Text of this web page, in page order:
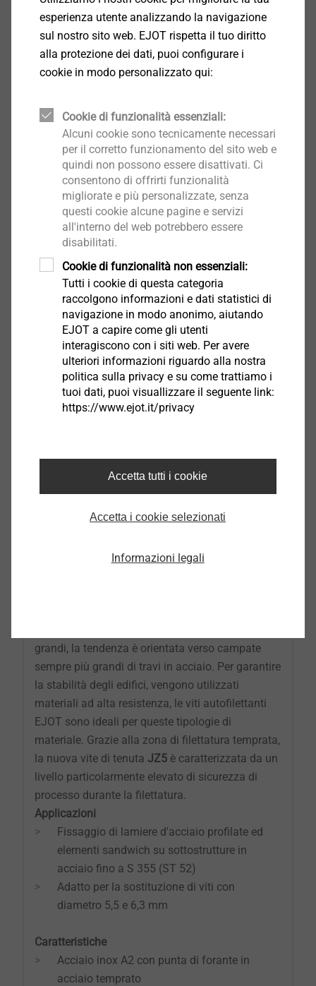
Innumerevoli applicazioni: per componenti in
acciaio, legno e alluminio
Le viti JA3/JB3/JZ3 sono in acciaio inox A2 di
alta qualità e sono ideali per applicazioni su
Viti EJOT CORREMAKS®JA1/JZ1 per un'elevata
resistenza alla corrosione
Sei alla ricerca di una soluzione di fissaggio
altamente resistente alla corrosione? Le viti
JA1/JZ1 sono ideali per applicazioni in ambienti
ad alto rischio corrosione: sono fatte in acciaio
inox HCR - 1.4529 e godono della più alta classe
Stabilità sicura con la nuova vite
grandi, la tendenza è orientata verso campate
sempre più grandi di travi in acciaio. Per garantire
la stabilità degli edifici, vengono utilizzati
materiali ad alta resistenza, le viti autofilettanti
EJOT sono ideali per queste tipologie di
materiale. Grazie alla zona di filettatura temprata,
la nuova vite di tenuta JZ5 è caratterizzata da un
livello particolarmente elevato di sicurezza di
processo durante la filettatura.
​​​​​​Applicazioni
Fissaggio di lamiere d'acciaio profilate ed
elementi sandwich su sottostrutture in
acciaio fino a S 355 (ST 52)
Adatto per la sostituzione di viti con
diametro 5,5 e 6,3 mm
​​​​​​​Caratteristiche
Acciaio inox A2 con punta di forante in
acciaio temprato
esperienza utente analizzando la navigazione
sul nostro sito web. EJOT rispetta il tuo diritto
alla protezione dei dati, puoi configurare i
cookie in modo personalizzato qui:
Cookie di funzionalità essenziali:
Alcuni cookie sono tecnicamente necessari
per il corretto funzionamento del sito web e
quindi non possono essere disattivati. Ci
consentono di offrirti funzionalità
migliorate e più personalizzate, senza
questi cookie alcune pagine e servizi
all'interno del web potrebbero essere
disabilitati.
Cookie di funzionalità non essenziali:
Tutti i cookie di questa categoria
raccolgono informazioni e dati statistici di
navigazione in modo anonimo, aiutando
EJOT a capire come gli utenti
interagiscono con i siti web. Per avere
ulteriori informazioni riguardo alla nostra
politica sulla privacy e su come trattiamo i
tuoi dati, puoi visuallizzare il seguente link:
https://www.ejot.it/privacy
Accetta tutti i cookie
Accetta i cookie selezionati
Informazioni legali